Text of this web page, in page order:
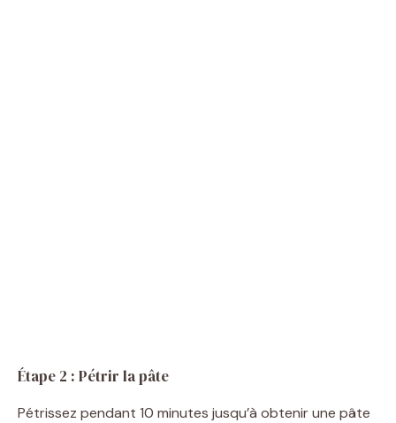
Étape 2 : Pétrir la pâte
Pétrissez pendant 10 minutes jusqu’à obtenir une pâte